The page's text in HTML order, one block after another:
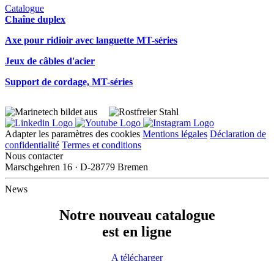
Catalogue
Chaîne duplex
Axe pour ridioir avec languette MT-séries
Jeux de câbles d'acier
Support de cordage, MT-séries
Adapter les paramètres des cookies Mentions légales Déclaration de
confidentialité Termes et conditions
Nous contacter
Marschgehren 16 · D-28779 Bremen
News
Notre nouveau catalogue
est en ligne
A télécharger